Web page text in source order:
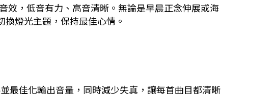
效，低音有力、高音清晰。無論是早晨正念伸展或海
燈光主題，保持最佳心情。
最佳化輸出音量，同時減少失真，讓每首曲目都清晰